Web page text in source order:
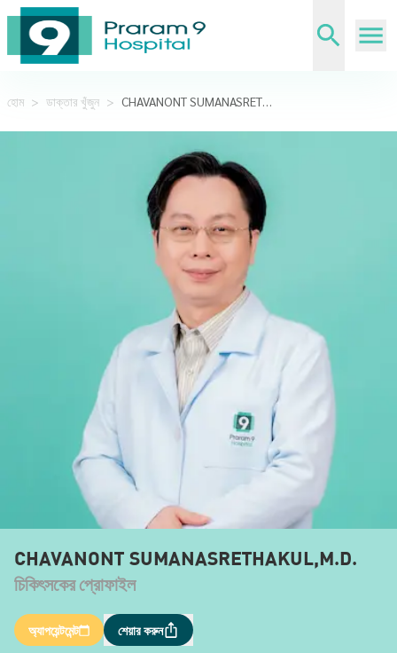
হোম > ডাক্তার খুঁজুন > CHAVANONT SUMANASRETHAKUL,M.D.
CHAVANONT SUMANASRETHAKUL,M.D.
চিকিৎসকের প্রোফাইল
অ্যাপয়েন্টমেন্ট শেয়ার করুন